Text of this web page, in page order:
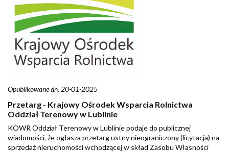
Opublikowane dn. 20-01-2025
Przetarg - Krajowy Ośrodek Wsparcia Rolnictwa
Oddział Terenowy w Lublinie
KOWR Oddział Terenowy w Lublinie podaje do publicznej
wiadomości, że ogłasza przetarg ustny nieograniczony (licytacja) na
sprzedaż nieruchomości wchodzącej w skład Zasobu Własności